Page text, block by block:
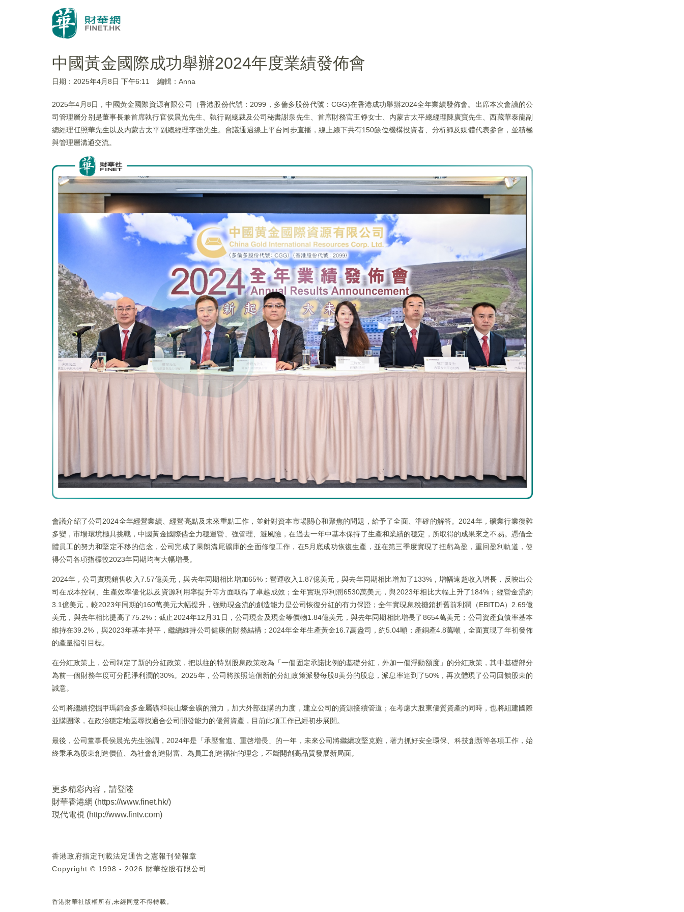
中國黃金國際成功舉辦2024年度業績發佈會
日期：2025年4月8日 下午6:11 編輯：Anna
2025年4月8日，中國黃金國際資源有限公司（香港股份代號：2099，多倫多股份代號：CGG)在香港成功舉辦2024全年業績發佈會。出席本次會議的公
司管理層分别是董事長兼首席執行官侯晨光先生、執行副總裁及公司秘書謝泉先生、首席財務官王铮女士、内蒙古太平總經理陳廣寶先生、西藏華泰龍副
總經理任照華先生以及内蒙古太平副總經理李強先生。會議通過線上平台同步直播，線上線下共有150餘位機構投資者、分析師及媒體代表參會，並積極
與管理層溝通交流。
會議介紹了公司2024全年經營業績、經營亮點及未來重點工作，並針對資本市場關心和聚焦的問題，給予了全面、準確的解答。2024年，礦業行業復雜
多變，市場環境極具挑戰，中國黃金國際儘全力穩運營、強管理、避風險，在過去一年中基本保持了生產和業績的穩定，所取得的成果來之不易。憑借全
體員工的努力和堅定不移的信念，公司完成了果朗溝尾礦庫的全面修復工作，在5月底成功恢復生產，並在第三季度實現了扭虧為盈，重回盈利軌道，使
得公司各項指標較2023年同期均有大幅增長。
2024年，公司實現銷售收入7.57億美元，與去年同期相比增加65%；營運收入1.87億美元，與去年同期相比增加了133%，增幅遠超收入增長，反映出公
司在成本控制、生產效率優化以及資源利用率提升等方面取得了卓越成效；全年實現淨利潤6530萬美元，與2023年相比大幅上升了184%；經營金流約
3.1億美元，較2023年同期的160萬美元大幅提升，強勁現金流的創造能力是公司恢復分紅的有力保證；全年實現息稅攤銷折舊前利潤（EBITDA）2.69億
美元，與去年相比提高了75.2%；截止2024年12月31日，公司現金及現金等價物1.84億美元，與去年同期相比增長了8654萬美元；公司資產負債率基本
維持在39.2%，與2023年基本持平，繼續維持公司健康的財務結構；2024年全年生產黃金16.7萬盎司，約5.04噸；產銅產4.8萬噸，全面實現了年初發佈
的產量指引目標。
在分紅政策上，公司制定了新的分紅政策，把以往的特别股息政策改為「一個固定承諾比例的基礎分紅，外加一個浮動額度」的分紅政策，其中基礎部分
為前一個財務年度可分配淨利潤的30%。2025年，公司將按照這個新的分紅政策派發每股8美分的股息，派息率達到了50%，再次體現了公司回饋股東的
誠意。
公司將繼續挖掘甲瑪銅金多金屬礦和長山壕金礦的潛力，加大外部並購的力度，建立公司的資源接續管道；在考慮大股東優質資產的同時，也將組建國際
並購團隊，在政治穩定地區尋找適合公司開發能力的優質資產，目前此項工作已經初步展開。
最後，公司董事長侯晨光先生強調，2024年是「承壓奮進、重啓增長」的一年，未來公司將繼續攻堅克難，著力抓好安全環保、科技創新等各項工作，始
終秉承為股東創造價值、為社會創造財富、為員工創造福祉的理念，不斷開創高品質發展新局面。
更多精彩內容，請登陸
財華香港網 (https://www.finet.hk/)
現代電視 (http://www.fintv.com)
香港政府指定刊載法定通告之憲報刊登報章
Copyright © 1998 - 2026 財華控股有限公司
香港財華社版權所有,未經同意不得轉載。